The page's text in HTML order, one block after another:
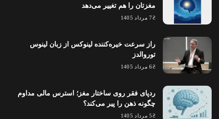
مغزتان را هم تغییر می‌دهد
7 مرداد 1405
راز سرعت خیره‌کننده لینوکس از زبان لینوس
توروالدز
6 مرداد 1405
ردپای فقر روی ساختار مغز؛ استرس مالی مداوم
چگونه ذهن را پیر می‌کند؟
5 مرداد 1405